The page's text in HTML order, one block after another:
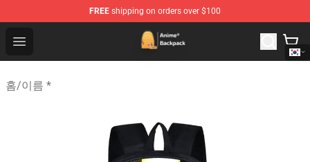
FREE shipping on orders over $100
Open menu
Anime Backpack Shop - Official Anime Backpack Store
홈/이름 *